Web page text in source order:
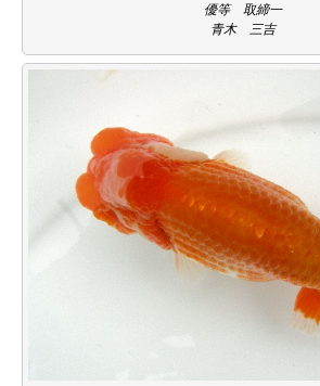
優等 取締一
青木 三吉